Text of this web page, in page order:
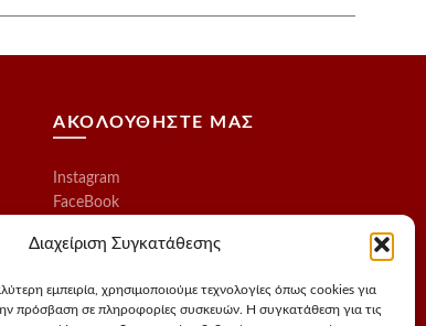
Διαχείριση Συγκατάθεσης
εμπειρία, χρησιμοποιούμε τεχνολογίες όπως cookies για
πρόσβαση σε πληροφορίες συσκευών. Η συγκατάθεση για τις
ΑΚΟΛΟΥΘΗΣΤΕ ΜΑΣ
Instagram
FaceBook